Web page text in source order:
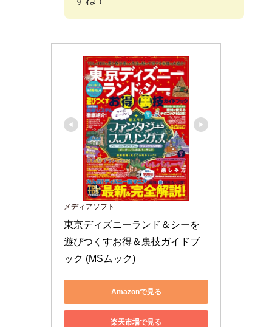
メディアソフト
東京ディズニーランド＆シーを
遊びつくすお得＆裏技ガイドブ
ック (MSムック)
Amazonで見る
楽天市場で見る